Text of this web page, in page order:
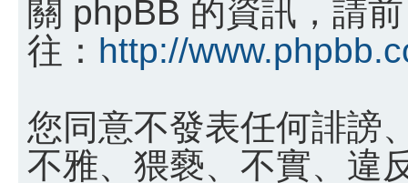
關 phpBB 的資訊，請前
往： http://
您同意不發表任何誹謗
不雅、猥褻、不實、違